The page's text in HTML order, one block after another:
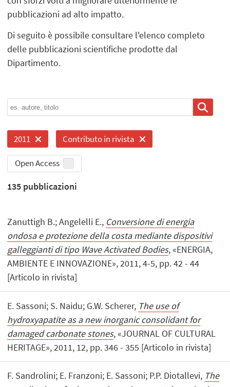
pubblicazioni ad alto impatto.
Di seguito è possibile consultare l'elenco completo
delle pubblicazioni scientifiche prodotte dal
Dipartimento.
2011 Contributo in rivista
Open Access
135 pubblicazioni
Zanuttigh B.; Angelelli E., Conversione di energia
ondosa e protezione della costa mediante dispositivi
galleggianti di tipo Wave Activated Bodies, «ENERGIA,
AMBIENTE E INNOVAZIONE», 2011, 4-5, pp. 42 - 44
[Articolo in rivista]
E. Sassoni; S. Naidu; G.W. Scherer, The use of
hydroxyapatite as a new inorganic consolidant for
damaged carbonate stones, «JOURNAL OF CULTURAL
HERITAGE», 2011, 12, pp. 346 - 355 [Articolo in rivista]
F. Sandrolini; E. Franzoni; E. Sassoni; P.P. Diotallevi, The